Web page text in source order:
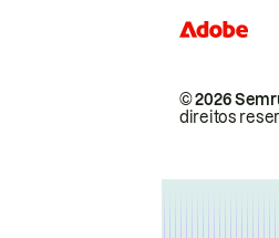
© 2026
direitos